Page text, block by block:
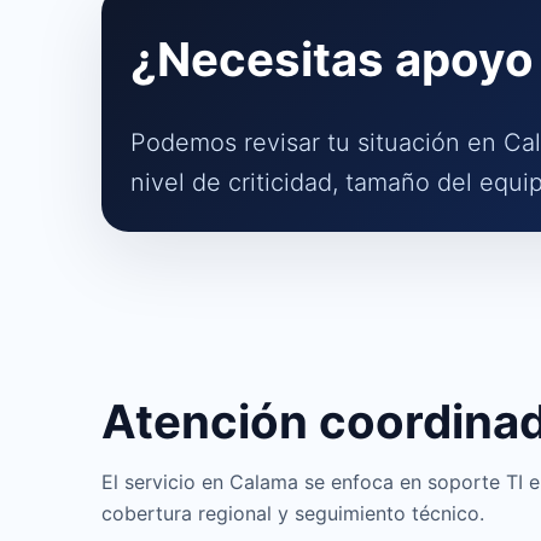
¿Necesitas
Podemos revisar tu situación en
nivel de criticidad, tamaño del
Atención
El servicio en Calama se enfoca en soporte TI
cobertura regional y seguimiento técnico.